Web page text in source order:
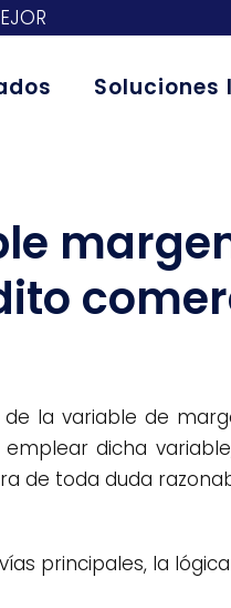
de la variable de
dicha
de toda duda
principales, la